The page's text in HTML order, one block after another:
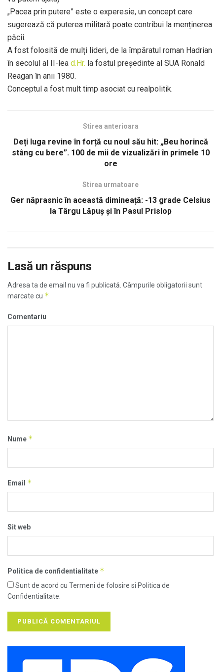
„Pacea prin putere” este o experesie, un concept care
sugerează că puterea militară poate contribui la menținerea
păcii.
A fost folosită de mulți lideri, de la împăratul roman Hadrian
în secolul al II-lea d.Hr. la fostul președinte al SUA Ronald
Reagan în anii 1980.
Conceptul a fost mult timp asociat cu realpolitik.
Stirea anterioara
Deți Iuga revine în forță cu noul său hit: „Beu horincă
stâng cu bere”. 100 de mii de vizualizări în primele 10
ore
Stirea urmatoare
Ger năprasnic în această dimineață: -13 grade Celsius
la Târgu Lăpuș și în Pasul Prislop
Lasă un răspuns
Adresa ta de email nu va fi publicată. Câmpurile obligatorii sunt
marcate cu *
Comentariu
Nume *
Email *
Sit web
Politica de confidentialitate *
Sunt de acord cu Termeni de folosire si Politica de
Confidentialitate.